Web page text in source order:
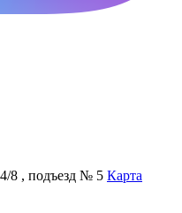
8 , подъезд № 5 Карта